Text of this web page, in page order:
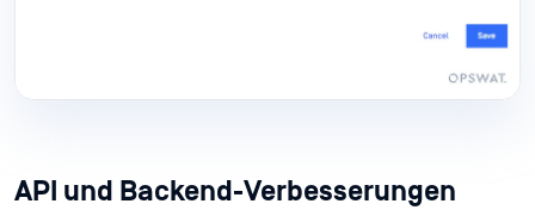
API und Backend-Verbesserungen